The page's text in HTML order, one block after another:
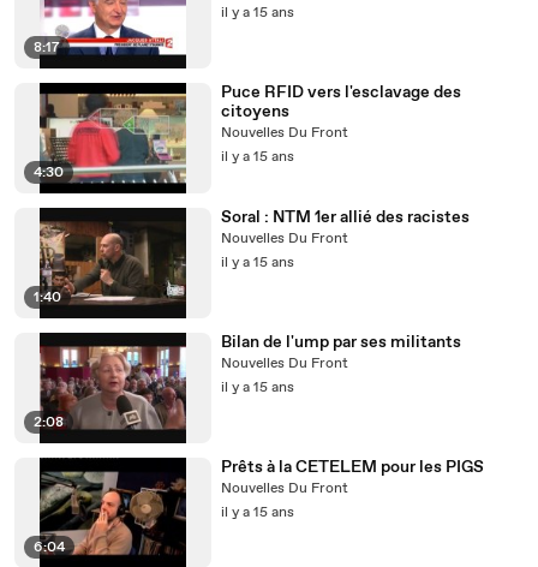
8:17
il y a 15 ans
4:30
Puce RFID vers l'esclavage des
citoyens
Nouvelles Du Front
il y a 15 ans
1:40
Soral : NTM 1er allié des racistes
Nouvelles Du Front
il y a 15 ans
2:08
Bilan de l'ump par ses militants
Nouvelles Du Front
il y a 15 ans
6:04
Prêts à la CETELEM pour les PIGS
Nouvelles Du Front
il y a 15 ans